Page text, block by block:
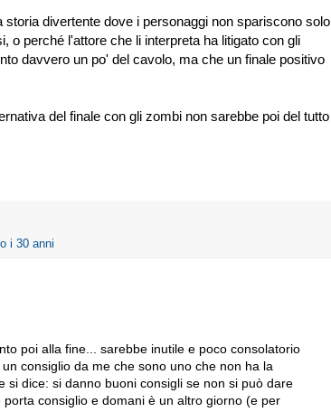
divertente dove i personaggi non spariscono solo
o perché l'attore che li interpreta ha litigato con gli
davvero un po' del cavolo, ma che un finale positivo
del finale con gli zombi non sarebbe poi del tutto
i 30 anni
poi alla fine... sarebbe inutile e poco consolatorio
consiglio da me che sono uno che non ha la
si dice: si danno buoni consigli se non si può dare
consiglio e domani è un altro giorno (e per